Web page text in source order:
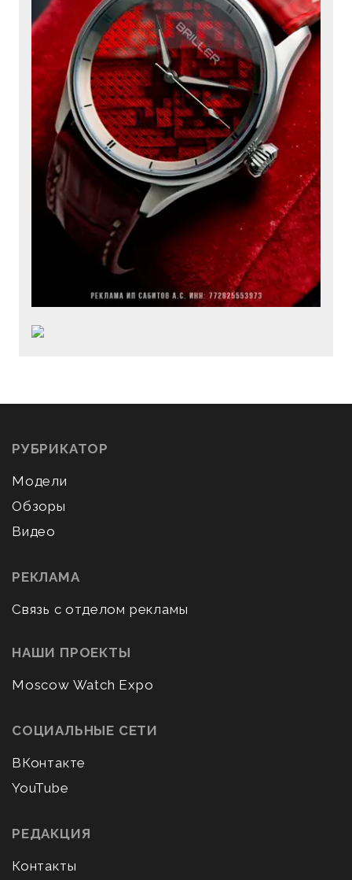
РУБРИКАТОР
Модели
Обзоры
Видео
РЕКЛАМА
Связь с отделом рекламы
НАШИ ПРОЕКТЫ
Moscow Watch Expo
СОЦИАЛЬНЫЕ СЕТИ
ВКонтакте
YouTube
РЕДАКЦИЯ
Контакты